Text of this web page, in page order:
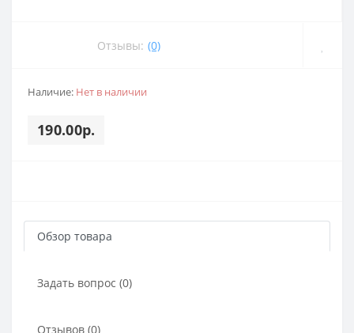
Отзывы: (0)
Наличие: Нет в наличии
190.00р.
Обзор товара
Задать вопрос (0)
Отзывов (0)